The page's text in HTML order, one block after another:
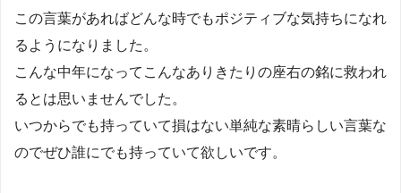
この言葉があればどんな時でもポジティブな気持ちになれ
るようになりました。
こんな中年になってこんなありきたりの座右の銘に救われ
るとは思いませんでした。
いつからでも持っていて損はない単純な素晴らしい言葉な
のでぜひ誰にでも持っていて欲しいです。